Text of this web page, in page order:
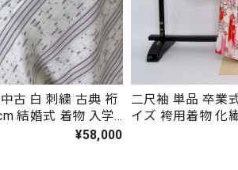
古 白 刺繍 古典 裄
結婚式 着物 入学
¥58,000
二尺袖 単品 卒業
イズ 袴用着物